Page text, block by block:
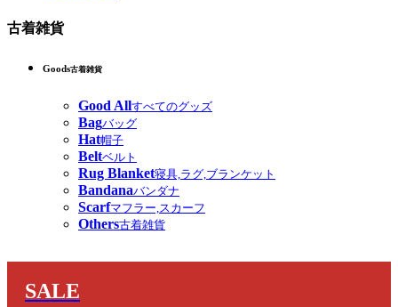
古着雑貨
Goods古着雑貨
Good Allすべてのグッズ
Bagバッグ
Hat帽子
Beltベルト
Rug Blanket寝具,ラグ,ブランケット
Bandanaバンダナ
Scarfマフラー,スカーフ
Others古着雑貨
SALE